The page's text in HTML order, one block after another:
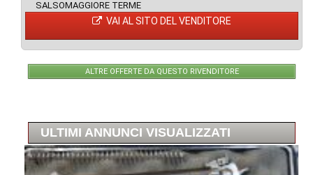
SALSOMAGGIORE TERME
VAI AL SITO DEL VENDITORE
ALTRE OFFERTE DA QUESTO RIVENDITORE
ULTIMI ANNUNCI VISUALIZZATI